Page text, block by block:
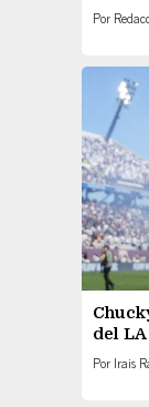
Por
del
Por Irais